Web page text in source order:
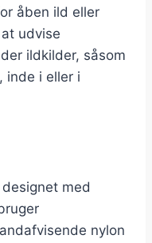
åben ild eller
udvise
ildkilder, såsom
inde i eller i
med
nylon